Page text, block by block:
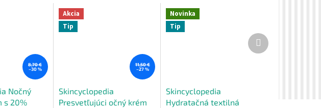
8,70 €
–30 %
Nočný
s 20%
Akcia
Tip
11,50 €
–27 %
Skincyclopedia
Presvetľujúci očný krém
Novinka
Tip
Skincyclopedia
Hydratačná textilná
Ďalší
produkt